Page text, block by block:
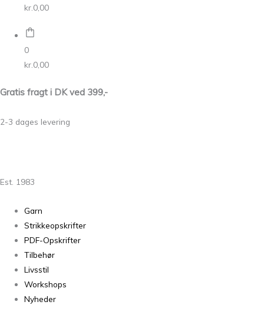
kr. 0,00
0
kr. 0,00
Gratis fragt i DK ved 399,-
2-3 dages levering
Est. 1983
Garn
Strikkeopskrifter
PDF-Opskrifter
Tilbehør
Livsstil
Workshops
Nyheder